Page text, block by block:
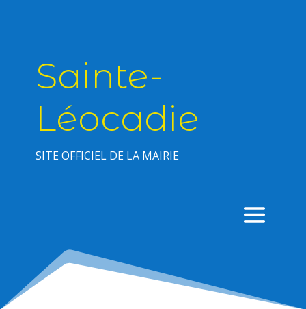
Sainte-
Léocadie
SITE OFFICIEL DE LA MAIRIE